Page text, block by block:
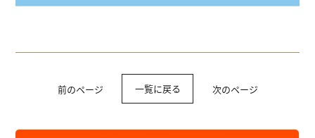
前のページ 一覧に戻る 次のページ